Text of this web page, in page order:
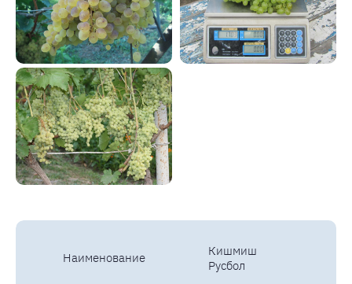
Наименование
Кишмиш
Русбол